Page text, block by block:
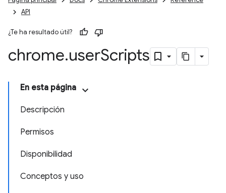
API
¿Te ha resultado útil?
chrome.userScripts
En esta página
Descripción
Permisos
Disponibilidad
Conceptos y uso